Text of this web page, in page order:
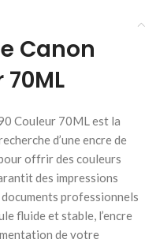
Canon
Couleur 70ML est la
d’une encre de
offrir des couleurs
des impressions
professionnels
fluide et stable, l’encre
de votre